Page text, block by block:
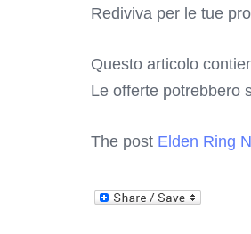
Rediviva per le tue
Questo articolo
Le offerte potrebbero
The post Elden Ring